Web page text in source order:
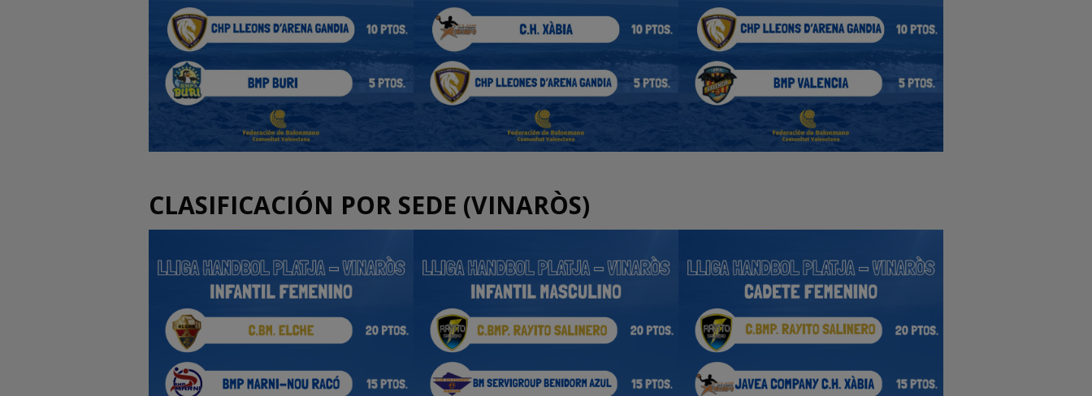
CLASIFICACIÓN POR SEDE (VINARÒS)